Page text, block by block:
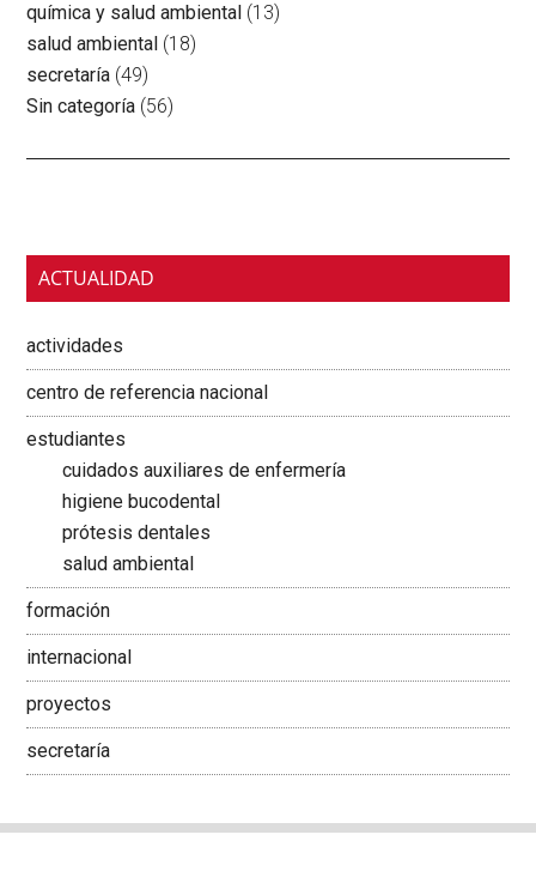
química y salud ambiental (13)
salud ambiental (18)
secretaría (49)
Sin categoría (56)
ACTUALIDAD
actividades
centro de referencia nacional
estudiantes
cuidados auxiliares de enfermería
higiene bucodental
prótesis dentales
salud ambiental
formación
internacional
proyectos
secretaría